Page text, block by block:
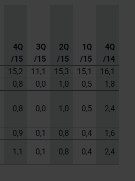
4Q
/15
3Q
/15
2Q
/15
1Q
/15
4Q
/14
15,2 11,1 15,3 15,1
16,1
0,8 0,0 1,0 0,5
1,8
0,8 0,0 1,0 0,5 2,4
0,9 0,1 0,8 0,4
1,6
1,1 0,1 0,8 0,4 2,4